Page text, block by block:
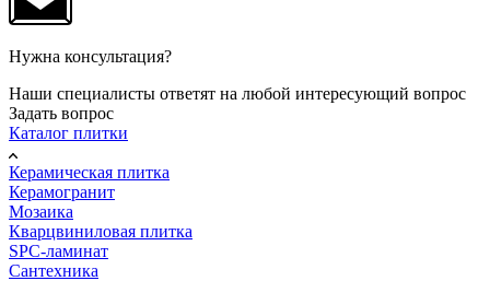
Нужна консультация?
Наши специалисты ответят на любой интересующий вопрос
Задать вопрос
Каталог плитки
Керамическая плитка
Керамогранит
Мозаика
Кварцвиниловая плитка
SPC-ламинат
Сантехника